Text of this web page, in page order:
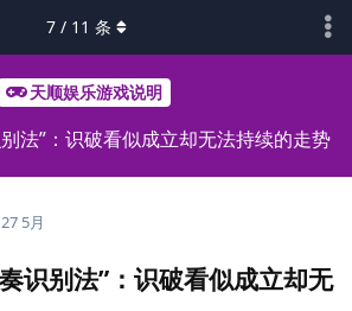
天顺娱乐游戏说明
法”：识破看似成立却无法持续的走势
7 / 11 条
27 5月
识别法”：识破看似成立却无